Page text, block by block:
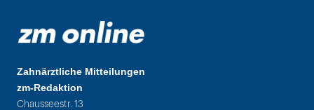
Zahnärztliche Mitteilungen
zm-Redaktion
Chausseestr. 13